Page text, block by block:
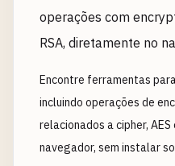
operações com
RSA, diretamente no
Encontre ferramentas
incluindo operações de
relacionados a cipher,
navegador, sem instalar